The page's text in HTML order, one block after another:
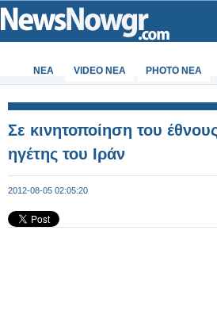
ΝΕΑ VIDEO NEA PHOTO NEA
Σε κινητοποίηση του
ηγέτης του Ιράν
2012-08-05 02:05:20